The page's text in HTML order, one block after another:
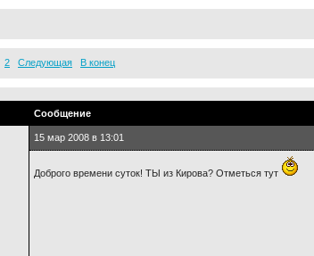
2 Следующая В конец
Сообщение
15 мар 2008 в 13:01
Доброго времени суток! ТЫ из Кирова? Отметься тут